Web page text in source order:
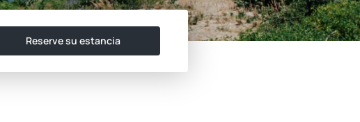
Reserve su estancia